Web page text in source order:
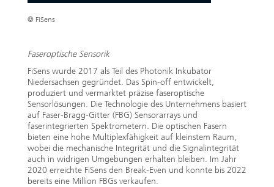
© FiSens
Faseroptische Sensorik
FiSens wurde 2017 als Teil des Photonik Inkubator
Niedersachsen gegründet. Das Spin-off entwickelt,
produziert und vermarktet präzise faseroptische
Sensorlösungen. Die Technologie des Unternehmens basiert
auf Faser-Bragg-Gitter (FBG) Sensorarrays und
faserintegrierten Spektrometern. Die optischen Fasern
bieten eine hohe Multiplexfähigkeit auf kleinstem Raum,
wobei die mechanische Integrität und die Signalintegrität
auch in widrigen Umgebungen erhalten bleiben. Im Jahr
2020 erreichte FiSens den Break-Even und konnte bis 2022
bereits eine Million FBGs verkaufen.